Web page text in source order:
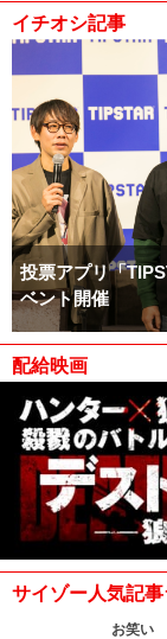
イチオシ記事
投票アプリ「
ベント開催
配給映画
サイゾー人気記
お笑い